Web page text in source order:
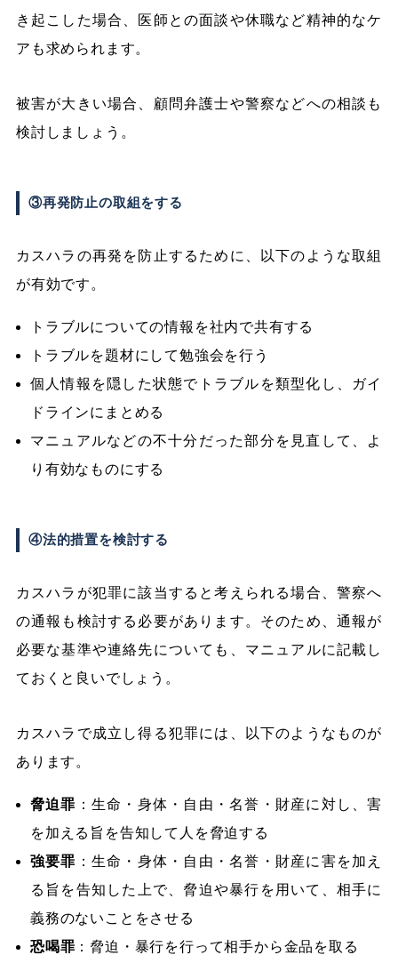
き起こした場合、医師との面談や休職など精神的なケ
アも求められます。
被害が大きい場合、顧問弁護士や警察などへの相談も
検討しましょう。
③再発防止の取組をする
カスハラの再発を防止するために、以下のような取組
が有効です。
トラブルについての情報を社内で共有する
トラブルを題材にして勉強会を行う
個人情報を隠した状態でトラブルを類型化し、ガイ
ドラインにまとめる
マニュアルなどの不十分だった部分を見直して、よ
り有効なものにする
④法的措置を検討する
カスハラが犯罪に該当すると考えられる場合、警察へ
の通報も検討する必要があります。そのため、通報が
必要な基準や連絡先についても、マニュアルに記載し
ておくと良いでしょう。
カスハラで成立し得る犯罪には、以下のようなものが
あります。
脅迫罪 ：生命・身体・自由・名誉・財産に対し、害
を加える旨を告知して人を脅迫する
強要罪 ：生命・身体・自由・名誉・財産に害を加え
る旨を告知した上で、脅迫や暴行を用いて、相手に
義務のないことをさせる
恐喝罪 ：脅迫・暴行を行って相手から金品を取る